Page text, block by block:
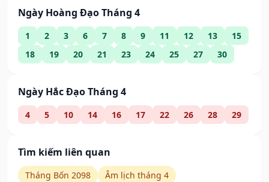
Ngày Hoàng Đạo Tháng 4
1 2 3 6 7 8 9 11 12 13
15
18
19 20 21 23 24 25 27 30
Ngày Hắc Đạo Tháng 4
4 5 10 14 16 17 22 26 28 29
Tìm kiếm liên quan
Tháng Bốn 2098
Âm lịch tháng 4